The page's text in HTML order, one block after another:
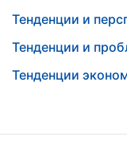
Тенденции и
Тенденции и
Тенденции